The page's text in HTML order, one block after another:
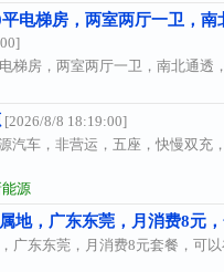
电梯房，两室两厅一卫，
梯房，两室两厅一卫，南北通
[2026/8/8 18:19:00]
汽车，非营运，五座，快慢双充
源
地，广东东莞，月消费8元
广东东莞，月消费8元套餐，可